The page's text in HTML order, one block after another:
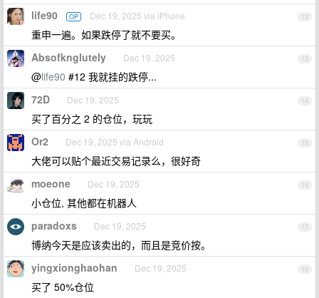
12
life90 OP Dec 19, 2025 via iPhone
重申一遍。如果跌停了就不要买。
13
Absofknglutely Dec 19, 2025
@life90 #12 我就挂的跌停...
14
72D Dec 19, 2025
买了百分之 2 的仓位，玩玩
15
Or2 Dec 19, 2025 via Android
大佬可以贴个最近交易记录么，很好奇
16
moeone Dec 19, 2025
小仓位, 其他都在机器人
17
paradoxs Dec 19, 2025
博纳今天是应该卖出的，而且是竞价按。
18
yingxionghaohan Dec 19, 2025
买了 50%仓位